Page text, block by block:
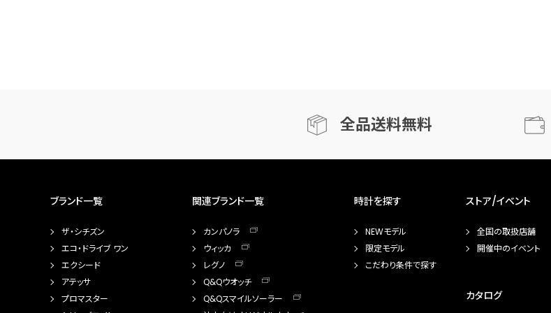
全品送料無料
ブランド一覧
ザ・シチズン
エコ・ドライブ ワン
エクシード
アテッサ
プロマスター
関連ブランド一覧
カンパノラ
ウィッカ
レグノ
Q&Qウオッチ
Q&Qスマイルソーラー
時計を探す
NEWモデル
限定モデル
こだわり条件で探す
ストア/イベント
全国の取扱店舗
開催中のイベント
カタログ